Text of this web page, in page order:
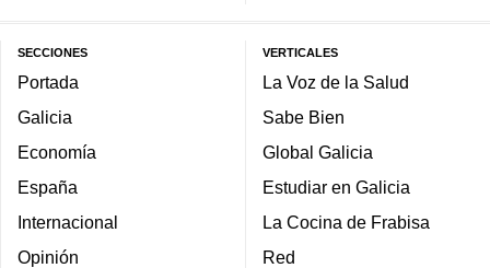
SECCIONES
Portada
Galicia
Economía
España
Internacional
Opinión
VERTICALES
La Voz de la Salud
Sabe Bien
Global Galicia
Estudiar en Galicia
La Cocina de Frabisa
Red